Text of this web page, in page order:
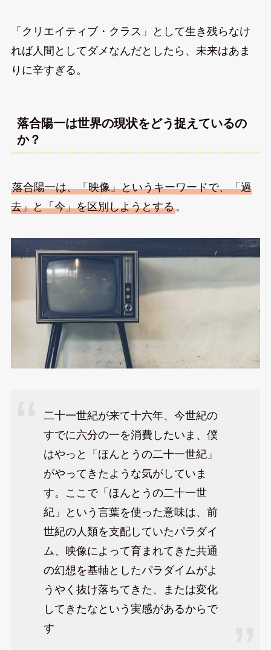
「クリエイティブ・クラス」として生き残らなけ
れば人間としてダメなんだとしたら、未来はあま
りに辛すぎる。
落合陽一は世界の現状をどう捉えているの
か？
落合陽一は、「映像」というキーワードで、「過
去」と「今」を区別しようとする。
二十一世紀が来て十六年、今世紀の
すでに六分の一を消費したいま、僕
はやっと「ほんとうの二十一世紀」
がやってきたような気がしていま
す。ここで「ほんとうの二十一世
紀」という言葉を使った意味は、前
世紀の人類を支配していたパラダイ
ム、映像によって育まれてきた共通
の幻想を基軸としたパラダイムがよ
うやく抜け落ちてきた、または変化
してきたなという実感があるからで
す